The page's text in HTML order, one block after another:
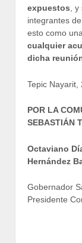
expuestos, y
integrantes
esto como
cualquier
dicha
Tepic Nayarit,
POR LA
SEBASTIÁN
Hernández
Gobernador
Presidente